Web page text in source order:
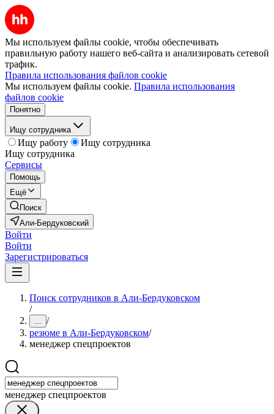
Мы используем файлы cookie, чтобы обеспечивать
правильную работу нашего веб-сайта и анализировать сетевой
трафик.
Правила использования файлов cookie
Мы используем файлы cookie. Правила использования
файлов cookie
Понятно
Ищу сотрудника
Ищу работу
Ищу сотрудника
Ищу сотрудника
Сервисы
Помощь
Ещё
Поиск
Али-Бердуковский
Войти
Войти
Зарегистрироваться
Поиск сотрудников в Али-Бердуковском
/
... /
резюме в Али-Бердуковском/
менеджер спецпроектов
менеджер спецпроектов